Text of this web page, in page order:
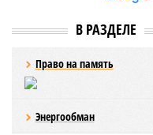
В РАЗДЕЛЕ
Право на память
Энергообман